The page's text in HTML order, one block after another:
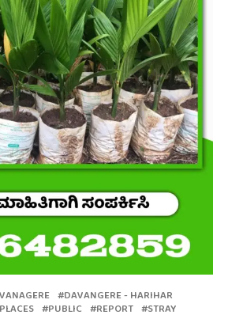
DAVANGERE - HARIHAR
PUBLIC REPORT STRAY